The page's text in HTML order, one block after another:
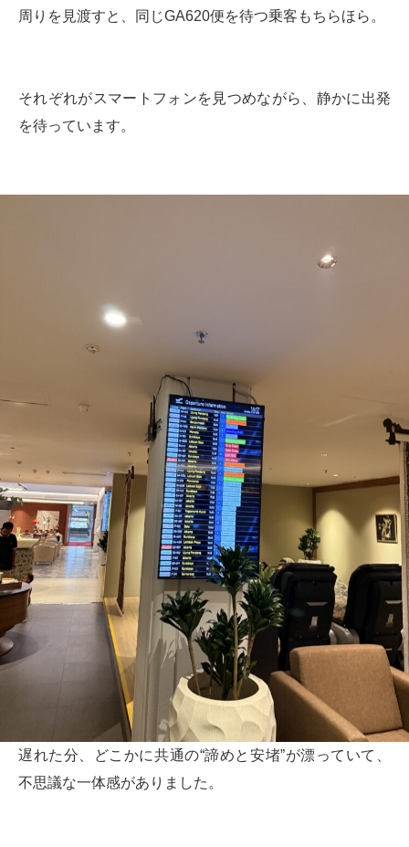
周りを見渡すと、同じGA620便を待つ乗客もちらほら。
それぞれがスマートフォンを見つめながら、静かに出発
を待っています。
遅れた分、どこかに共通の“諦めと安堵”が漂っていて、
不思議な一体感がありました。